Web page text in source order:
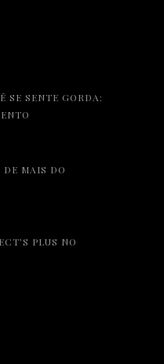
SE SENTE GORDA:
DE MAIS DO
PLUS NO